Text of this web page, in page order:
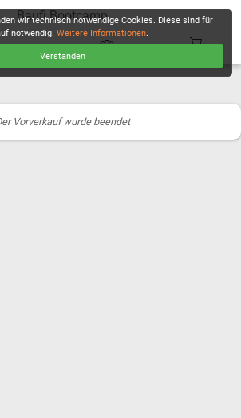
Baufi Bootcamp
Vorverkauf wurde beendet
wir technisch notwendige Cookies. Diese sind für
notwendig.Weitere Informationen.
Verstanden